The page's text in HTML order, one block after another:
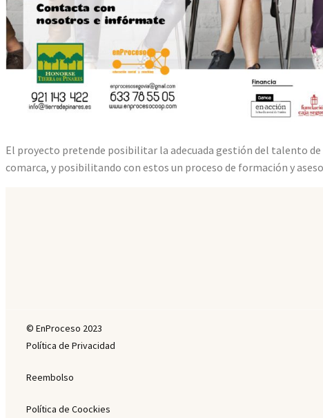
El proyecto pretende posibilitar la adecuada gestión del talento
comarca, y posibilitando con estos un proceso de formación y
© EnProceso 2023
Política de Privacidad
Reembolso
Política de Coockies